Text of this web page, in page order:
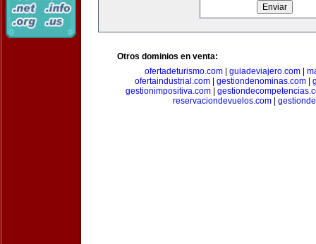
Otros dominios en venta:
ofertadeturismo.com| guiadeviajero.com|
ofertaindustrial.com| gestiondenominas.com|
gestionimpositiva.com
reservaciondevuelos.com